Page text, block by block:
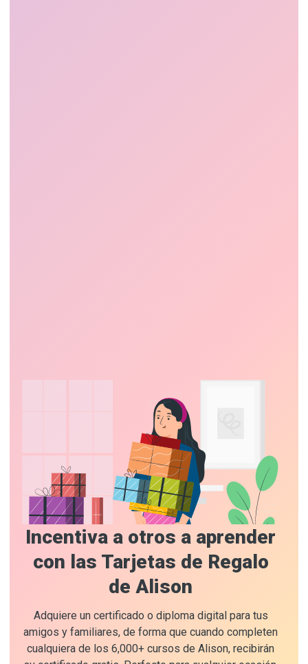
Incentiva a otros a aprender
con las Tarjetas de Regalo
de Alison
Adquiere un certificado o diploma digital para tus
amigos y familiares, de forma que cuando completen
cualquiera de los 6,000+ cursos de Alison, recibirán